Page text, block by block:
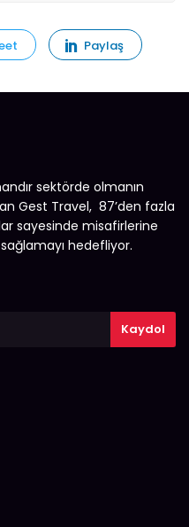
Paylaş
sektörde olmanın
Gest Travel, 87’den fazla
sayesinde misafirlerine
hedefliyor.